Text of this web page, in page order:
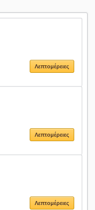
Λεπτομέρειες
Λεπτομέρειες
Λεπτομέρειες